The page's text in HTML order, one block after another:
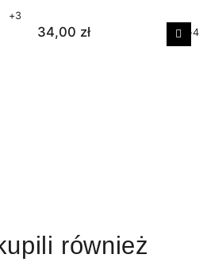
+3
34,00 zł +4
również